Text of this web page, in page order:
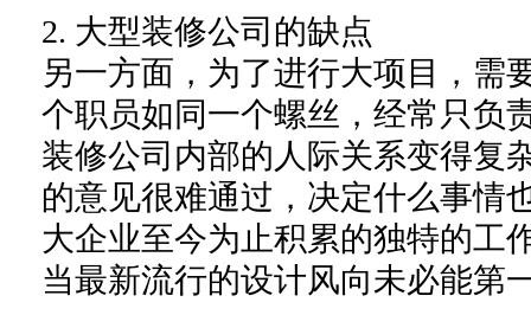
2. 大型装修公司 的缺点
另一方面，为了进行大项目，需
个职员如同一个螺丝， 经常只负
装修公司内部的 人际关系变得复
的意见很难通过，决定什么事情
大企业至今为止积累的独特的工
当最新流行的设计风向未必能第